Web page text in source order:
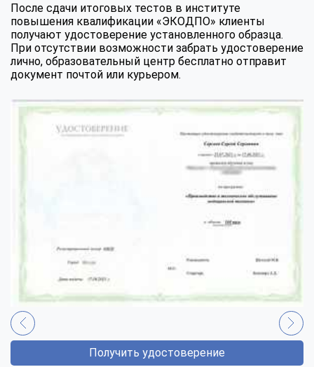
После сдачи итоговых тестов в институте
повышения квалификации «ЭКОДПО» клиенты
получают удостоверение установленного образца.
При отсутствии возможности забрать удостоверение
лично, образовательный центр бесплатно отправит
документ почтой или курьером.
Получить удостоверение